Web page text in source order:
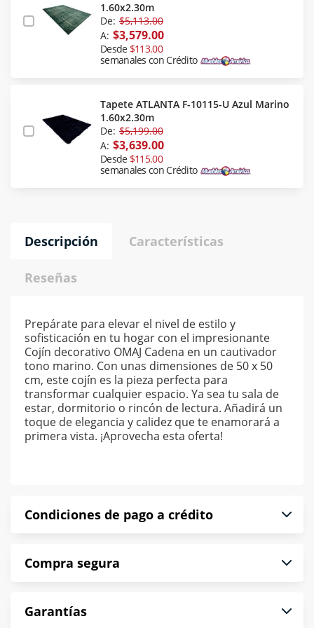
1.60x2.30m
De: $5,113.00
A: $3,579.00
Desde $113.00
semanales con Crédito
Tapete ATLANTA F-10115-U Azul Marino
1.60x2.30m
De: $5,199.00
A: $3,639.00
Desde $115.00
semanales con Crédito
Descripción Características
Reseñas
Prepárate para elevar el nivel de estilo y
sofisticación en tu hogar con el impresionante
Cojín decorativo OMAJ Cadena en un cautivador
tono marino. Con unas dimensiones de 50 x 50
cm, este cojín es la pieza perfecta para
transformar cualquier espacio. Ya sea tu sala de
estar, dormitorio o rincón de lectura. Añadirá un
toque de elegancia y calidez que te enamorará a
primera vista. ¡Aprovecha esta oferta!
Condiciones de pago a crédito
puntualmente. Al finalizar tu compra generas el
*Sujeto a aprobación de crédito conforme a
norma de Muebles América.
Compra segura
compra es segura de principio a fin.
Garantías